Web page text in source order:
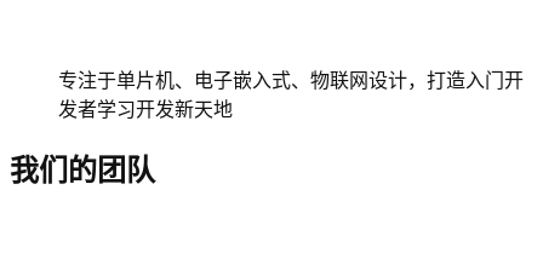
专注于单片机、电子嵌入式、物联网设计，打造入门开
发者学习开发新天地
我们的团队